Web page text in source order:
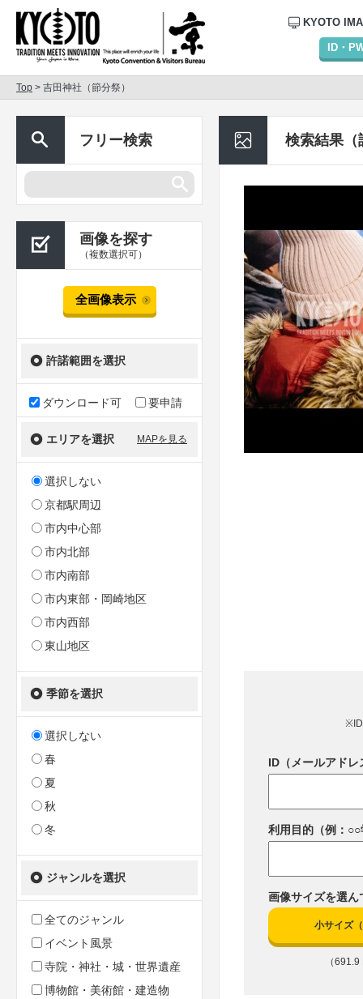
KYOTO
ID・
Top > 吉田神社（節分祭）
フリー検索
画像を探す
（複数選択可）
全画像表示
許諾範囲を選択
ダウンロード可 要申請
エリアを選択 MAPを見る
選択しない
京都駅周辺
市内中心部
市内北部
市内南部
市内東部・岡崎地区
市内西部
東山地区
季節を選択
選択しない
春
夏
秋
冬
ジャンルを選択
全てのジャンル
イベント風景
寺院・神社・城・世界遺産
博物館・美術館・建造物
検索結果（
※ID
ID（メールアドレ
利用目的（例：
画像サイズを選ん
小サイズ
（